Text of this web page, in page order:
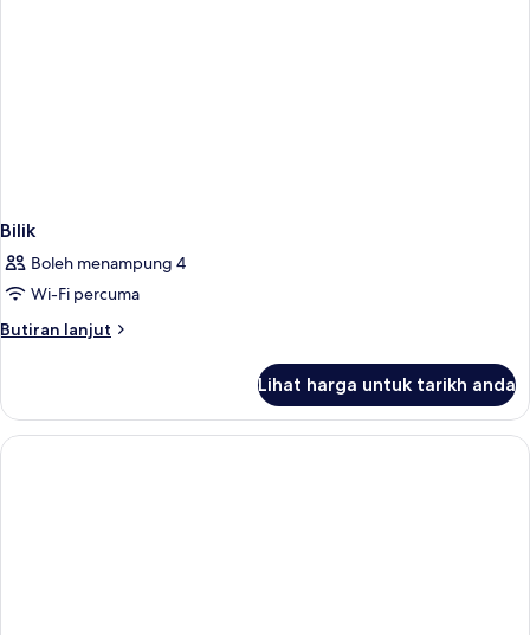
Bilik
Boleh menampung 4
Wi-Fi percuma
Butiran lanjut
Butiran
Lihat harga untuk tarikh anda